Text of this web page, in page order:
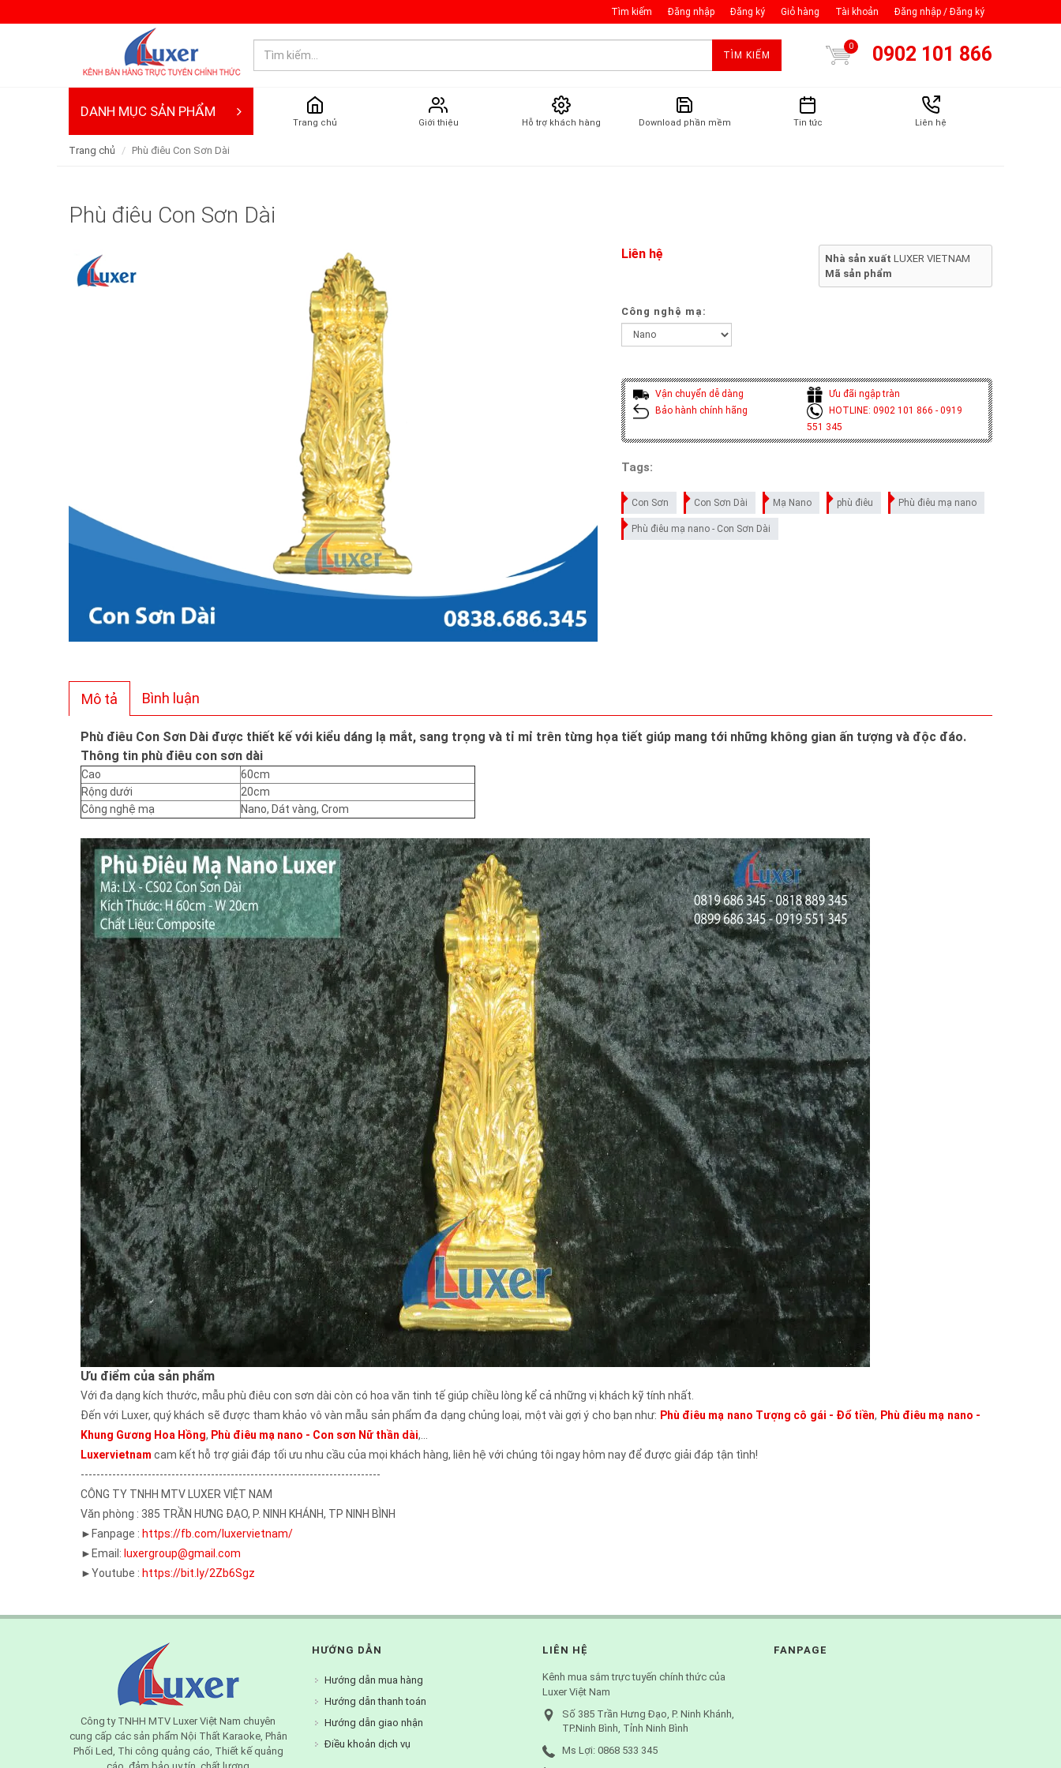
Tìm kiếm Đăng nhập Đăng ký Giỏ hàng Tài khoản Đăng nhập / Đăng ký
TÌM KIẾM
0 0902 101 866
DANH MỤC SẢN PHẨM
Trang chủ Giới thiệu Hỗ trợ khách hàng Download phần mềm Tin tức Liên hệ
Trang chủ Phù điêu Con Sơn Dài
Phù điêu Con Sơn Dài
Liên hệ Nhà sản xuất LUXER VIETNAM
Mã sản phẩm
Công nghệ mạ:
Vận chuyển dễ dàng
Ưu đãi ngập tràn
Bảo hành chính hãng
HOTLINE: 0902 101 866 - 0919
551 345
Tags:
Con Sơn Con Sơn Dài Mạ Nano phù điêu Phù điêu mạ nano
Phù điêu mạ nano - Con Sơn Dài
Mô tả Bình luận
Phù điêu Con Sơn Dài được thiết kế với kiểu dáng lạ mắt, sang trọng và tỉ mỉ trên từng họa tiết giúp mang tới những không gian ấn tượng và độc đáo.
Thông tin phù điêu con sơn dài
Cao
60cm
Rộng dưới
20cm
Công nghệ mạ
Nano, Dát vàng, Crom
Ưu điểm của sản phẩm
Với đa dạng kích thước, mẫu phù điêu con sơn dài còn có hoa văn tinh tế giúp chiều lòng kể cả những vị khách kỹ tính nhất.
Đến với Luxer, quý khách sẽ được tham khảo vô vàn mẫu sản phẩm đa dạng chủng loại, một vài gợi ý cho bạn như: Phù điêu mạ nano Tượng cô gái - Đổ tiền, Phù điêu mạ nano -
Khung Gương Hoa Hồng, Phù điêu mạ nano - Con sơn Nữ thần dài,...
Luxervietnam cam kết hỗ trợ giải đáp tối ưu nhu cầu của mọi khách hàng, liên hệ với chúng tôi ngay hôm nay để được giải đáp tận tình!
----------------------------------------------------------------------------
CÔNG TY TNHH MTV LUXER VIỆT NAM
Văn phòng : 385 TRẦN HƯNG ĐẠO, P. NINH KHÁNH, TP NINH BÌNH
►Fanpage : https://fb.com/luxervietnam/
►Email: luxergroup@gmail.com
►Youtube : https://bit.ly/2Zb6Sgz
Công ty TNHH MTV Luxer Việt Nam chuyên
cung cấp các sản phẩm Nội Thất Karaoke, Phân
Phối Led, Thi công quảng cáo, Thiết kế quảng
cáo, đảm bảo uy tín, chất lượng
HƯỚNG DẪN
Hướng dẫn mua hàng
Hướng dẫn thanh toán
Hướng dẫn giao nhận
Điều khoản dịch vụ
LIÊN HỆ
Kênh mua sắm trực tuyến chính thức của
Luxer Việt Nam
Số 385 Trần Hưng Đạo, P. Ninh Khánh,
TP.Ninh Bình, Tỉnh Ninh Bình
Ms Lợi: 0868 533 345
FANPAGE